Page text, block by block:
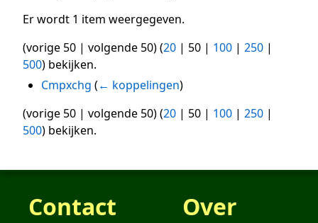
Er wordt 1 item weergegeven.
(vorige 50 | volgende 50) (20 | 50 | 100 | 250 |
500) bekijken.
Cmpxchg (← koppelingen)
(vorige 50 | volgende 50) (20 | 50 | 100 | 250 |
500) bekijken.
Contact Over